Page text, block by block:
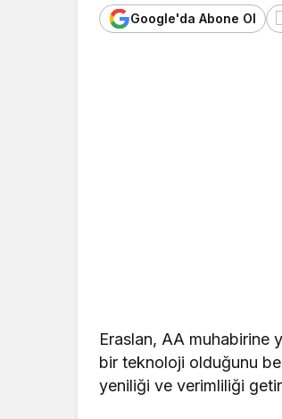
Google'da Abone Ol
Eraslan, AA muhabirine
bir teknoloji olduğunu
yeniliği ve verimliliği